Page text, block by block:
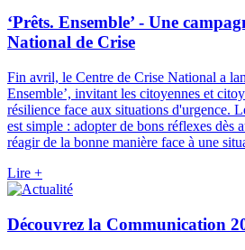
‘Prêts. Ensemble’ - Une
National de Crise
Fin avril, le Centre de Crise National a
Ensemble’, invitant les citoyennes et
résilience face aux situations d'urgence.
est simple : adopter de bons réflexes dès
réagir de la bonne manière face à une
Lire +
Découvrez la Communication